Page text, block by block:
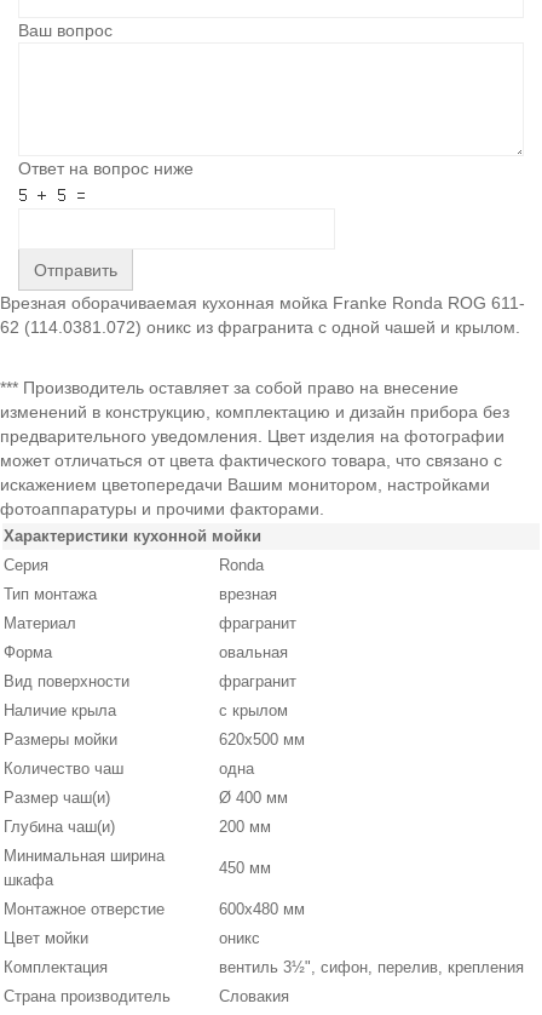
Ваш вопрос
Ответ на вопрос ниже
Отправить
Врезная оборачиваемая кухонная мойка Franke Ronda ROG 611-
62 (114.0381.072) оникс из фрагранита с одной чашей и крылом.
*** Производитель оставляет за собой право на внесение
изменений в конструкцию, комплектацию и дизайн прибора без
предварительного уведомления. Цвет изделия на фотографии
может отличаться от цвета фактического товара, что связано с
искажением цветопередачи Вашим монитором, настройками
фотоаппаратуры и прочими факторами.
Характеристики кухонной мойки
Серия
Ronda
Тип монтажа
врезная
Материал
фрагранит
Форма
овальная
Вид поверхности
фрагранит
Наличие крыла
с крылом
Размеры мойки
620х500 мм
Количество чаш
одна
Размер чаш(и)
Ø 400 мм
Глубина чаш(и)
200 мм
Минимальная ширина
шкафа
450 мм
Монтажное отверстие
600x480 мм
Цвет мойки
оникс
Комплектация
вентиль 3½", сифон, перелив, крепления
Страна производитель
Словакия